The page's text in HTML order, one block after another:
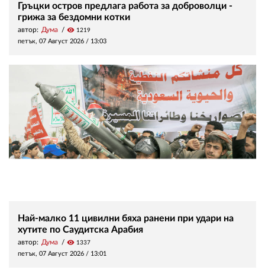
Гръцки остров предлага работа за доброволци -
грижа за бездомни котки
автор: Дума visibility 1219
петък, 07 Август 2026 / 13:03
Най-малко 11 цивилни бяха ранени при удари на
хутите по Саудитска Арабия
автор: Дума visibility 1337
петък, 07 Август 2026 / 13:01